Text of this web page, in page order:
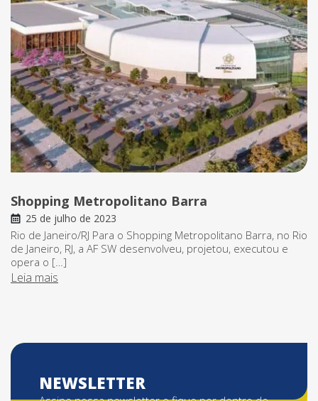
Shopping Metropolitano Barra
25 de julho de 2023
Rio de Janeiro/RJ Para o Shopping Metropolitano Barra, no Rio
de Janeiro, RJ, a AF SW desenvolveu, projetou, executou e
opera o […]
Leia mais
NEWSLETTER